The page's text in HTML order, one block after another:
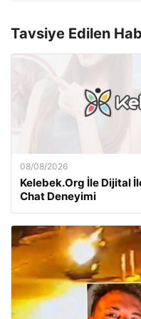
Tavsiye Edilen
08/08/2026
Kelebek.Org İle Dijital
Chat Deneyimi